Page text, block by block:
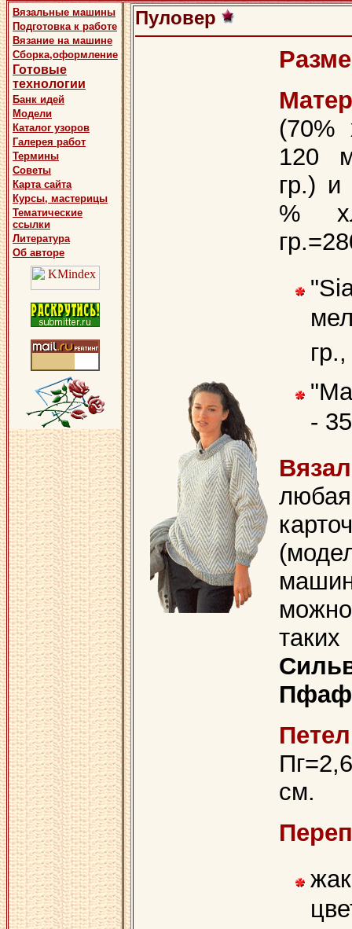
Вязальные машины
Подготовка к работе
Вязание на машине
Сборка,оформление
Готовые
технологии
Банк идей
Модели
Каталог узоров
Галерея работ
Термины
Советы
Карта сайта
Курсы, мастерицы
Тематические
ссылки
Литература
Об авторе
Пуловер
(70%
120
гр.)
%
гр.,
-
см.